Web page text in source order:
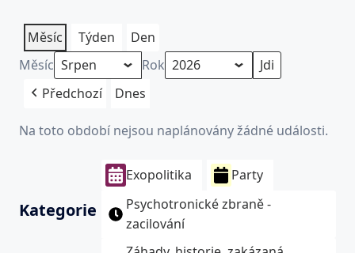
Měsíc Týden
Den
Měsíc
Rok
Předchozí
Dnes
Na toto období nejsou naplánovány žádné události.
Kategorie
Exopolitika
Party
Psychotronické zbraně -
zacilování